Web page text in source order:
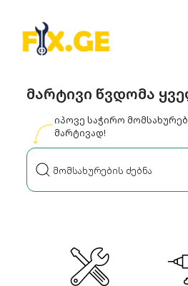
მარტივი წვდომა
იპოვე საჭირო
მარტივად!